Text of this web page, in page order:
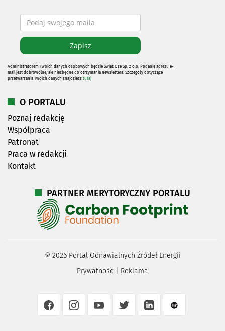
Administratorem Twoich danych osobowych będzie Świat Oze Sp. z o.o. Podanie adresu e-
mail jest dobrowolne, ale niezbędne do otrzymania newslettera. Szczegóły dotyczące
przetwarzania Twoich danych znajdziesz tutaj
O PORTALU
Poznaj redakcję
Współpraca
Patronat
Praca w redakcji
Kontakt
PARTNER MERYTORYCZNY PORTALU
© 2026Portal Odnawialnych Źródeł Energii
Prywatność
Reklama